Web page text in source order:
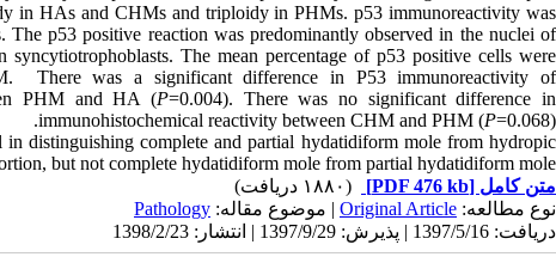
in HAs and CHMs and triploidy in PHMs. p53 immunoreactivity was
The p53 positive reaction was predominantly observed in the nuclei of
The mean percentage of p53 positive cells were
There was a significant difference in P53 immunoreactivity of
PHM and HA (P=0.004). There was no significant difference in
immunohistochemical reactivity between CHM and PHM (P=0.068).
distinguishing complete and partial hydatidiform mole from hydropic
but not complete hydatidiform mole from partial hydatidiform mole.
متن کامل [PDF 476 kb]
(۱۸۸۰ دریافت)
نوع مطالعه: Original Article | موضوع مقاله: Pathology
دریافت: 1397/5/16 | پذیرش: 1397/9/29 | انتشار: 1398/2/23